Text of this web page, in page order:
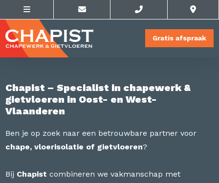
Gratis afspraak
Chapist – Specialist in chapewerk &
gietvloeren in Oost- en West-
Vlaanderen
Ben je op zoek naar een betrouwbare partner voor
chape, vloerisolatie of gietvloeren?
Bij Chapistcombineren we vakmanschap met